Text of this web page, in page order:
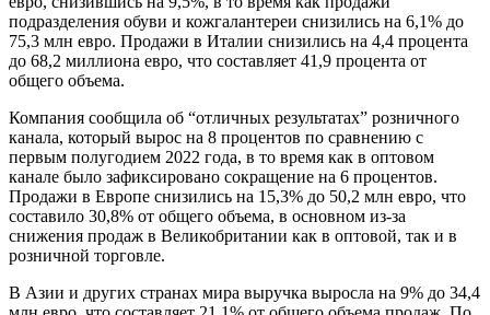
подразделения обуви и кожгалантереи снизились на 6,1% до
75,3 млн евро. Продажи в Италии снизились на 4,4 процента
до 68,2 миллиона евро, что составляет 41,9 процента от
общего объема.
Компания сообщила об “отличных результатах” розничного
канала, который вырос на 8 процентов по сравнению с
первым полугодием 2022 года, в то время как в оптовом
канале было зафиксировано сокращение на 6 процентов.
Продажи в Европе снизились на 15,3% до 50,2 млн евро, что
составило 30,8% от общего объема, в основном из-за
снижения продаж в Великобритании как в оптовой, так и в
розничной торговле.
В Азии и других странах мира выручка выросла на 9% до 34,4